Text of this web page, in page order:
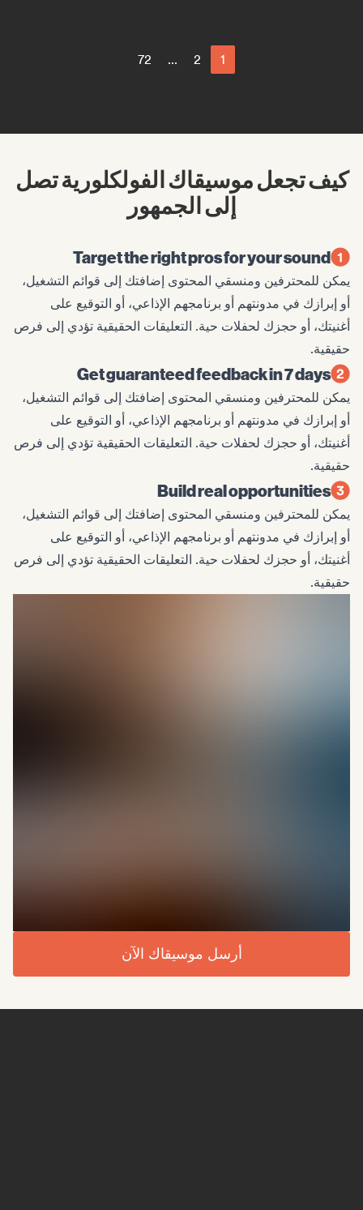
1
2
...
72
كيف تجعل موسيقاك الفولكلورية تصل
إلى الجمهور
Target the right pros for your sound
يمكن للمحترفين ومنسقي المحتوى إضافتك إلى قوائم التشغيل،
أو إبرازك في مدونتهم أو برنامجهم الإذاعي، أو التوقيع على
أغنيتك، أو حجزك لحفلات حية. التعليقات الحقيقية تؤدي إلى فرص
حقيقية.
Get guaranteed feedback in 7 days
يمكن للمحترفين ومنسقي المحتوى إضافتك إلى قوائم التشغيل،
أو إبرازك في مدونتهم أو برنامجهم الإذاعي، أو التوقيع على
أغنيتك، أو حجزك لحفلات حية. التعليقات الحقيقية تؤدي إلى فرص
حقيقية.
Build real opportunities
يمكن للمحترفين ومنسقي المحتوى إضافتك إلى قوائم التشغيل،
أو إبرازك في مدونتهم أو برنامجهم الإذاعي، أو التوقيع على
أغنيتك، أو حجزك لحفلات حية. التعليقات الحقيقية تؤدي إلى فرص
حقيقية.
أرسل موسيقاك الآن